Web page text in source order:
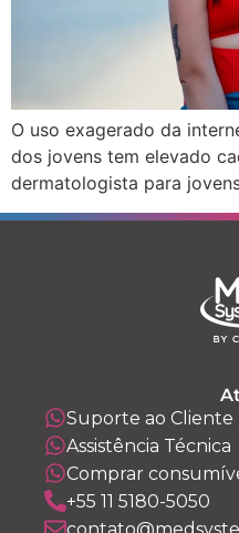
O uso exagerado da
dos jovens tem elevado
dermatologista para
Suporte ao Cliente
Assistência Técnica
Comprar
+55 11 5180-5050